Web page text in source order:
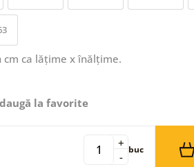
ca lățime x înălțime.
la favorite
-
+ buc